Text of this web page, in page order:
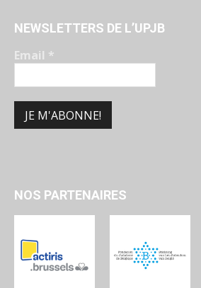
NEWSLETTERS DE L’UPJB
Email *
NOS PARTENAIRES